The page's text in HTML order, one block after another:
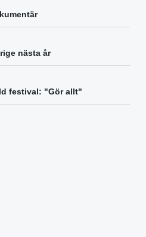
nästa år
festival: "Gör allt"